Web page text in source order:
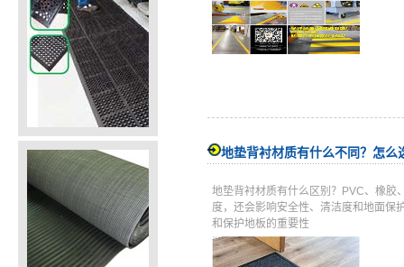
地垫背衬材质有什么不同？怎么
地垫背衬材质有什么区别？PVC、橡胶
度，还会影响安全性、清洁度和地面保
和保护地板的重要性